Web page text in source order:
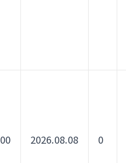
00 2026.08.08 0